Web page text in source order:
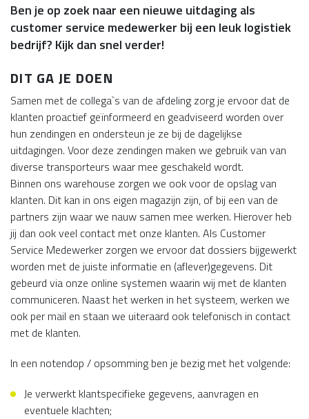
Ben je op zoek naar een nieuwe uitdaging als
customer service medewerker bij een leuk logistiek
bedrijf? Kijk dan snel verder!
DIT GA JE DOEN
Samen met de collega`s van de afdeling zorg je ervoor dat de
klanten proactief geïnformeerd en geadviseerd worden over
hun zendingen en ondersteun je ze bij de dagelijkse
uitdagingen. Voor deze zendingen maken we gebruik van van
diverse transporteurs waar mee geschakeld wordt.
Binnen ons warehouse zorgen we ook voor de opslag van
klanten. Dit kan in ons eigen magazijn zijn, of bij een van de
partners zijn waar we nauw samen mee werken. Hierover heb
jij dan ook veel contact met onze klanten. Als Customer
Service Medewerker zorgen we ervoor dat dossiers bijgewerkt
worden met de juiste informatie en (aflever)gegevens. Dit
gebeurd via onze online systemen waarin wij met de klanten
communiceren. Naast het werken in het systeem, werken we
ook per mail en staan we uiteraard ook telefonisch in contact
met de klanten.
In een notendop / opsomming ben je bezig met het volgende:
Je verwerkt klantspecifieke gegevens, aanvragen en
eventuele klachten;